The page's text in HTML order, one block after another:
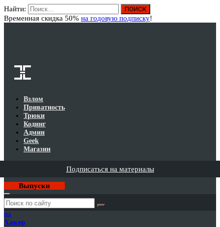
Найти:
Временная скидка 50% на годовую подписку!
Взлом
Приватность
Трюки
Кодинг
Админ
Geek
Магазин
Подписаться на материалы
Выпуски
Годовая
подписка
на
Хакер